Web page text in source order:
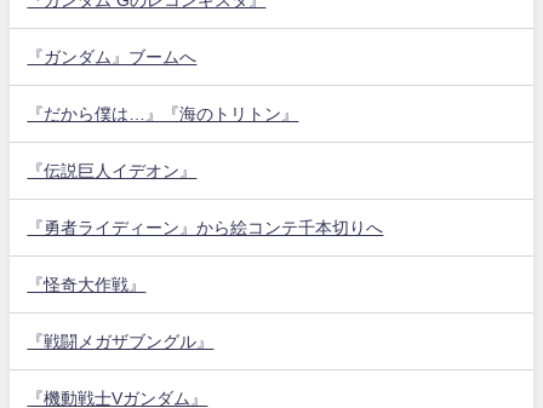
『ガンダム』ブームへ
『だから僕は…』『海のトリトン』
『伝説巨人イデオン』
『勇者ライディーン』から絵コンテ千本切りへ
『怪奇大作戦』
『戦闘メガザブングル』
『機動戦士Vガンダム』